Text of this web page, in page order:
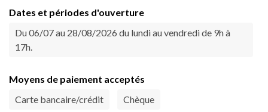
Dates et périodes d'ouverture
Du 06/07 au 28/08/2026 du lundi au vendredi de 9h à
17h.
Moyens de paiement acceptés
Carte bancaire/crédit
Chèque